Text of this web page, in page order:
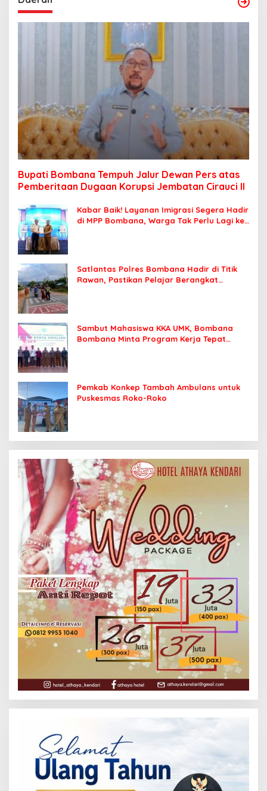
Bupati Bombana Tempuh Jalur Dewan Pers atas
Pemberitaan Dugaan Korupsi Jembatan Cirauci II
Kabar Baik! Layanan Imigrasi Segera Hadir
di MPP Bombana, Warga Tak Perlu Lagi ke
Satlantas Polres Bombana Hadir di Titik
Rawan, Pastikan Pelajar Berangkat
Sambut Mahasiswa KKA UMK, Bombana
Bombana Minta Program Kerja Tepat
Pemkab Konkep Tambah Ambulans untuk
Puskesmas Roko-Roko